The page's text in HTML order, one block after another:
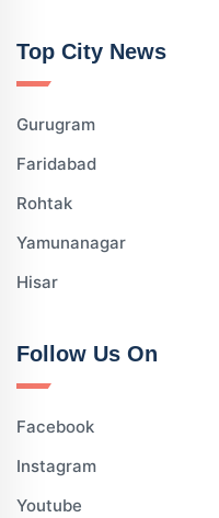
Top City News
Gurugram
Faridabad
Rohtak
Yamunanagar
Hisar
Follow Us On
Facebook
Instagram
Youtube